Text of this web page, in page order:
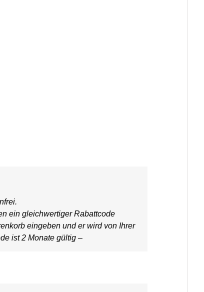
ein gleichwertiger Rabattcode
eingeben und er wird von Ihrer
ist 2 Monate gültig –